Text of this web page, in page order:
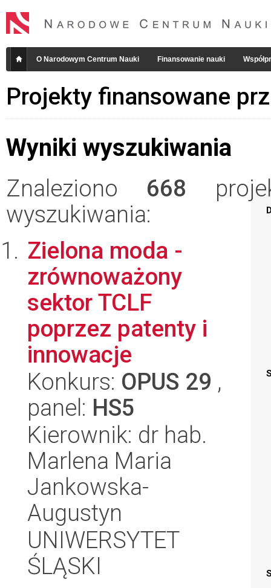
O Narodowym Centrum Nauki Finansowanie nauki
Projekty finansowane
Wyniki wyszukiwania
Znaleziono 668
wyszukiwania:
Zielona moda -
zrównoważony
sektor TCLF
poprzez patenty i
innowacje
Konkurs: OPUS 29 ,
panel: HS5
Kierownik: dr hab.
Marlena Maria
Jankowska-
Augustyn
UNIWERSYTET
ŚLĄSKI